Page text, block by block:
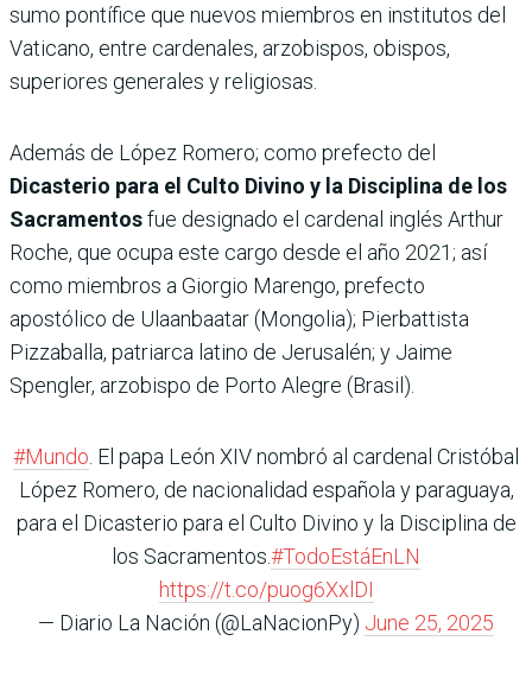
sumo pontífice que nuevos miembros en institutos del
Vaticano, entre cardenales, arzobispos, obispos,
superiores generales y religiosas.
Además de López Romero; como prefecto del
Dicasterio para el Culto Divino y la Disciplina de los
Sacramentosfue designado el cardenal inglés Arthur
Roche, que ocupa este cargo desde el año 2021; así
como miembros a Giorgio Marengo, prefecto
apostólico de Ulaanbaatar (Mongolia); Pierbattista
Pizzaballa, patriarca latino de Jerusalén; y Jaime
Spengler, arzobispo de Porto Alegre (Brasil).
#Mundo . El papa León XIV nombró al cardenal Cristóbal
López Romero, de nacionalidad española y paraguaya,
para el Dicasterio para el Culto Divino y la Disciplina de
los Sacramentos.#TodoEstáEnLN
https://t.co/puog6XxlDI
— Diario La Nación (@LaNacionPy) June 25, 2025